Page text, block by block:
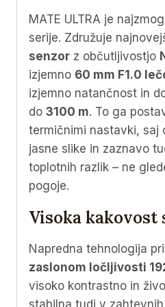
MATE ULTRA je
serije. Združuje
senzor z občutljivostjo
izjemno 60 mm F1.0
izjemno natančnost in
do 3100 m. To ga
termičnimi nastavki, saj
jasne slike in zaznavo
toplotnih razlik – ne
pogoje.
Visoka kakovost
Napredna tehnologija
zaslonom ločljivosti
visoko kontrastno in